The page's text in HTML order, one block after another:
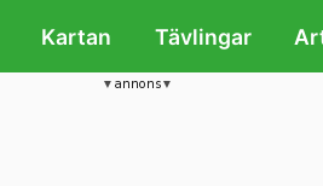
Kartan Tävlingar
annons